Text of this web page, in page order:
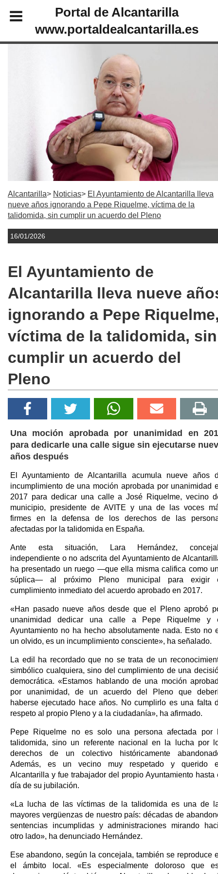
Portal de Alcantarilla
www.portaldealcantarilla.es
Alcantarilla Noticias
El Ayuntamiento de Alcantarilla lleva
nueve años ignorando a Pepe Riquelme, víctima de la
talidomida, sin cumplir un acuerdo del Pleno
16/01/2026
El Ayuntamiento de
Alcantarilla lleva nueve
ignorando a Pepe
víctima de la talidomida, sin
cumplir un acuerdo del
Pleno
Una moción aprobada por unanimidad en
para dedicarle una calle sigue sin ejecutarse
años después
El Ayuntamiento de Alcantarilla acumula nueve años
incumplimiento de una moción aprobada por unanimidad
2017 para dedicar una calle a José Riquelme, vecino
municipio, presidente de AVITE y una de las voces
firmes en la defensa de los derechos de las
afectadas por la talidomida en España.
Ante esta situación, Lara Hernández,
independiente o no adscrita del Ayuntamiento de
ha presentado un ruego —que ella misma califica como
súplica— al próximo Pleno municipal para exigir
cumplimiento inmediato del acuerdo aprobado en 2017.
«Han pasado nueve años desde que el Pleno aprobó
unanimidad dedicar una calle a Pepe Riquelme y
Ayuntamiento no ha hecho absolutamente nada. Esto no
un olvido, es un incumplimiento consciente», ha señalado.
La edil ha recordado que no se trata de un
simbólico cualquiera, sino del cumplimiento de una
democrática. «Estamos hablando de una moción
por unanimidad, de un acuerdo del Pleno que
haberse ejecutado hace años. No cumplirlo es una falta
respeto al propio Pleno y a la ciudadanía», ha afirmado.
Pepe Riquelme no es solo una persona afectada por
talidomida, sino un referente nacional en la lucha por
derechos de un colectivo históricamente
Además, es un vecino muy respetado y querido
Alcantarilla y fue trabajador del propio Ayuntamiento hasta
día de su jubilación.
«La lucha de las víctimas de la talidomida es una de
mayores vergüenzas de nuestro país: décadas de
sentencias incumplidas y administraciones mirando
otro lado», ha denunciado Hernández.
Ese abandono, según la concejala, también se reproduce
el ámbito local. «Es especialmente doloroso que